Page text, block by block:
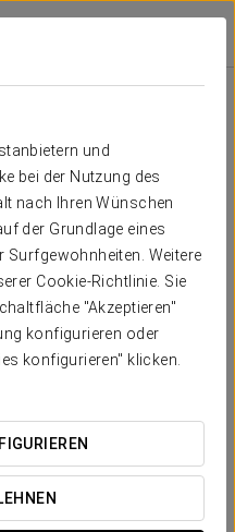
und
bei der Nutzung des
nach Ihren Wünschen
der Grundlage eines
Weitere
Cookie-Richtlinie. Sie
"Akzeptieren"
konfigurieren oder
konfigurieren" klicken.
Erlebnis
deinen Komfort zu